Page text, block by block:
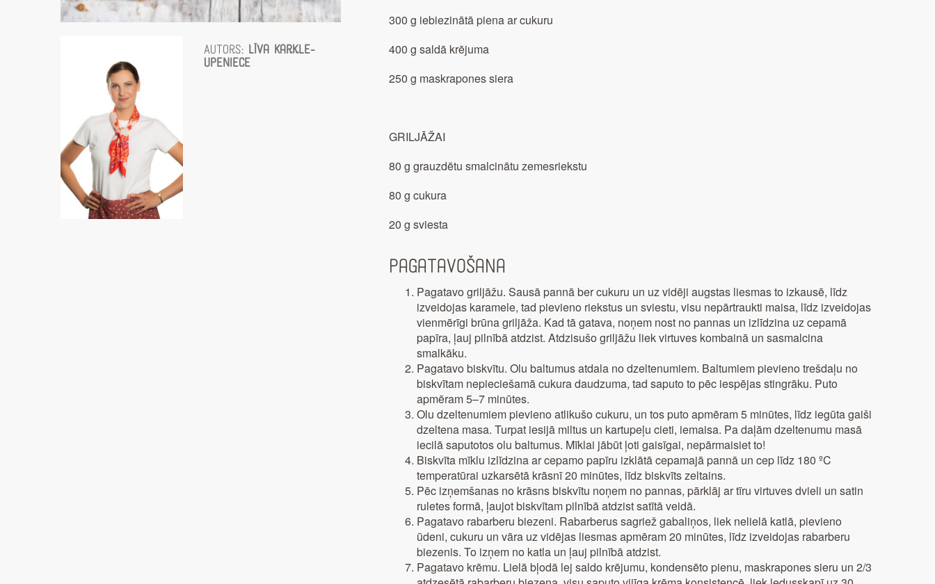
Autors: Līva Kārkle-
Upeniece
300 g iebiezinātā piena ar cukuru
400 g saldā krējuma
250 g maskrapones siera
GRILJĀŽAI
80 g grauzdētu smalcinātu zemesriekstu
80 g cukura
20 g sviesta
Pagatavošana
Pagatavo griljāžu. Sausā pannā ber cukuru un uz vidēji augstas liesmas to izkausē, līdz
izveidojas karamele, tad pievieno riekstus un sviestu, visu nepārtraukti maisa, līdz izveidojas
vienmērīgi brūna griljāža. Kad tā gatava, noņem nost no pannas un izlīdzina uz cepamā
papīra, ļauj pilnībā atdzist. Atdzisušo griljāžu liek virtuves kombainā un sasmalcina
smalkāku.
Pagatavo biskvītu. Olu baltumus atdala no dzeltenumiem. Baltumiem pievieno trešdaļu no
biskvītam nepieciešamā cukura daudzuma, tad saputo to pēc iespējas stingrāku. Puto
apmēram 5–7 minūtes.
Olu dzeltenumiem pievieno atlikušo cukuru, un tos puto apmēram 5 minūtes, līdz iegūta gaiši
dzeltena masa. Turpat iesijā miltus un kartupeļu cieti, iemaisa. Pa daļām dzeltenumu masā
iecilā saputotos olu baltumus. Mīklai jābūt ļoti gaisīgai, nepārmaisiet to!
Biskvīta mīklu izlīdzina ar cepamo papīru izklātā cepamajā pannā un cep līdz 180 ºC
temperatūrai uzkarsētā krāsnī 20 minūtes, līdz biskvīts zeltains.
Pēc izņemšanas no krāsns biskvītu noņem no pannas, pārklāj ar tīru virtuves dvieli un satin
ruletes formā, ļaujot biskvītam pilnībā atdzist satītā veidā.
Pagatavo rabarberu biezeni. Rabarberus sagriež gabaliņos, liek nelielā katlā, pievieno
ūdeni, cukuru un vāra uz vidējas liesmas apmēram 20 minūtes, līdz izveidojas rabarberu
biezenis. To izņem no katla un ļauj pilnībā atdzist.
Pagatavo krēmu. Lielā bļodā lej saldo krējumu, kondensēto pienu, maskrapones sieru un 2/3